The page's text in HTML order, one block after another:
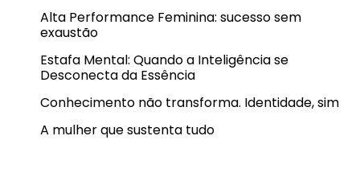
Alta Performance Feminina: sucesso sem
exaustão
Estafa Mental: Quando a Inteligência se
Desconecta da Essência
Conhecimento não transforma. Identidade, sim
A mulher que sustenta tudo